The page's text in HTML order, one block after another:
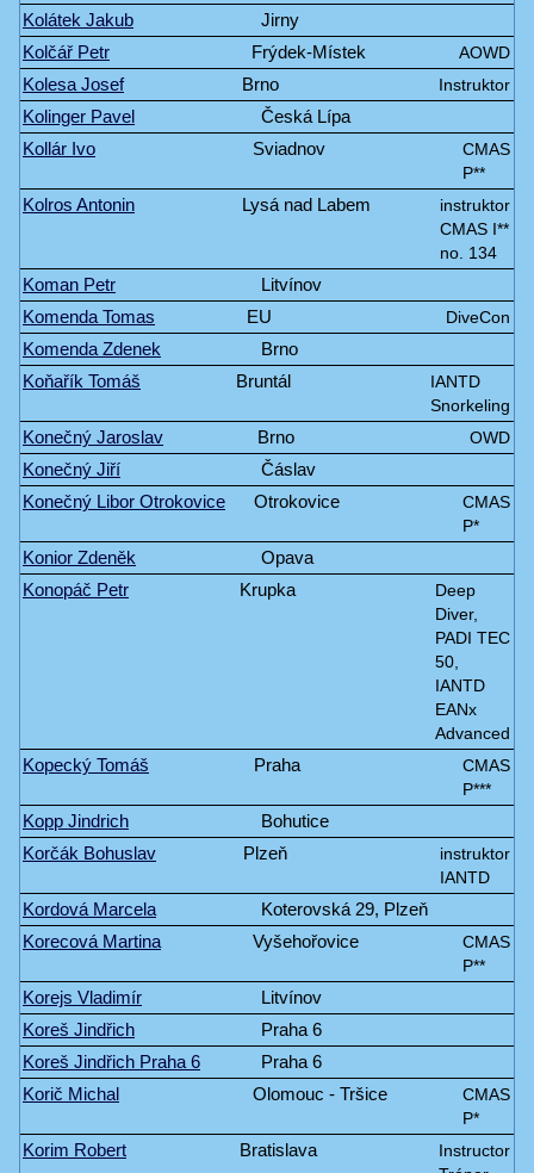
Kolátek Jakub
Jirny
Kolčář Petr
Frýdek-Místek AOWD
Kolesa Josef Brno Instruktor
Kolinger Pavel
Česká Lípa
Kollár Ivo
Sviadnov
CMAS
P**
Kolros Antonin Lysá nad Labem
instruktor
CMAS I**
no. 134
Koman Petr
Litvínov
Komenda Tomas
EU DiveCon
Komenda Zdenek
Brno
Koňařík Tomáš
Bruntál
IANTD
Snorkeling
Konečný Jaroslav Brno OWD
Konečný Jiří
Čáslav
Konečný Libor Otrokovice
Otrokovice
CMAS
P*
Konior Zdeněk
Opava
Konopáč Petr
Krupka
Deep
Diver,
PADI TEC
50,
IANTD
EANx
Advanced
Kopecký Tomáš Praha
CMAS
P***
Kopp Jindrich
Bohutice
Korčák Bohuslav
Plzeň
instruktor
IANTD
Kordová Marcela
Koterovská 29, Plzeň
Korecová Martina
Vyšehořovice
CMAS
P**
Korejs Vladimír
Litvínov
Koreš Jindřich
Praha 6
Koreš Jindřich Praha 6
Praha 6
Korič Michal
Olomouc - Tršice
CMAS
P*
Korim Robert Bratislava
Instructor